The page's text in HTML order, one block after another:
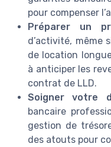
pour compenser
Préparer un
d’activité, même
de location
à anticiper les
contrat de LLD.
Soigner votre
bancaire
gestion de
des atouts pour